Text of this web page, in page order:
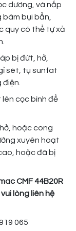
dương, và nắp
bám bụi bẩn,
quy có thể tự xả
bị đứt, hở,
sét, tụ sunfat
điện.
lên cọc bình để
hoặc cong
xuyên hoạt
hoặc đã bị
CMF 44B20R
lòng liên hệ
065